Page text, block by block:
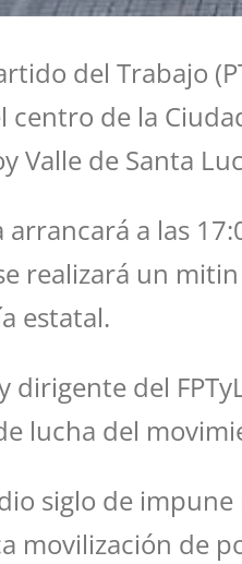
del Trabajo
centro de la
Valle de Santa
a las
realizará un
estatal.
dirigente del
lucha del
siglo de
movilización de